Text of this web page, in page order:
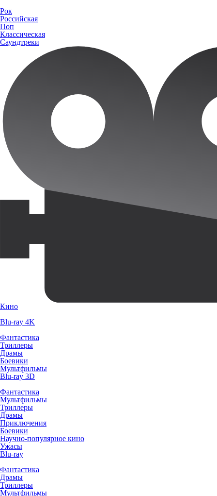
Рок
Российская
Поп
Классическая
Саундтреки
Кино
Blu-ray 4K
Фантастика
Триллеры
Драмы
Боевики
Мультфильмы
Blu-ray 3D
Фантастика
Мультфильмы
Триллеры
Драмы
Приключения
Боевики
Научно-популярное кино
Ужасы
Blu-ray
Фантастика
Драмы
Триллеры
Мультфильмы